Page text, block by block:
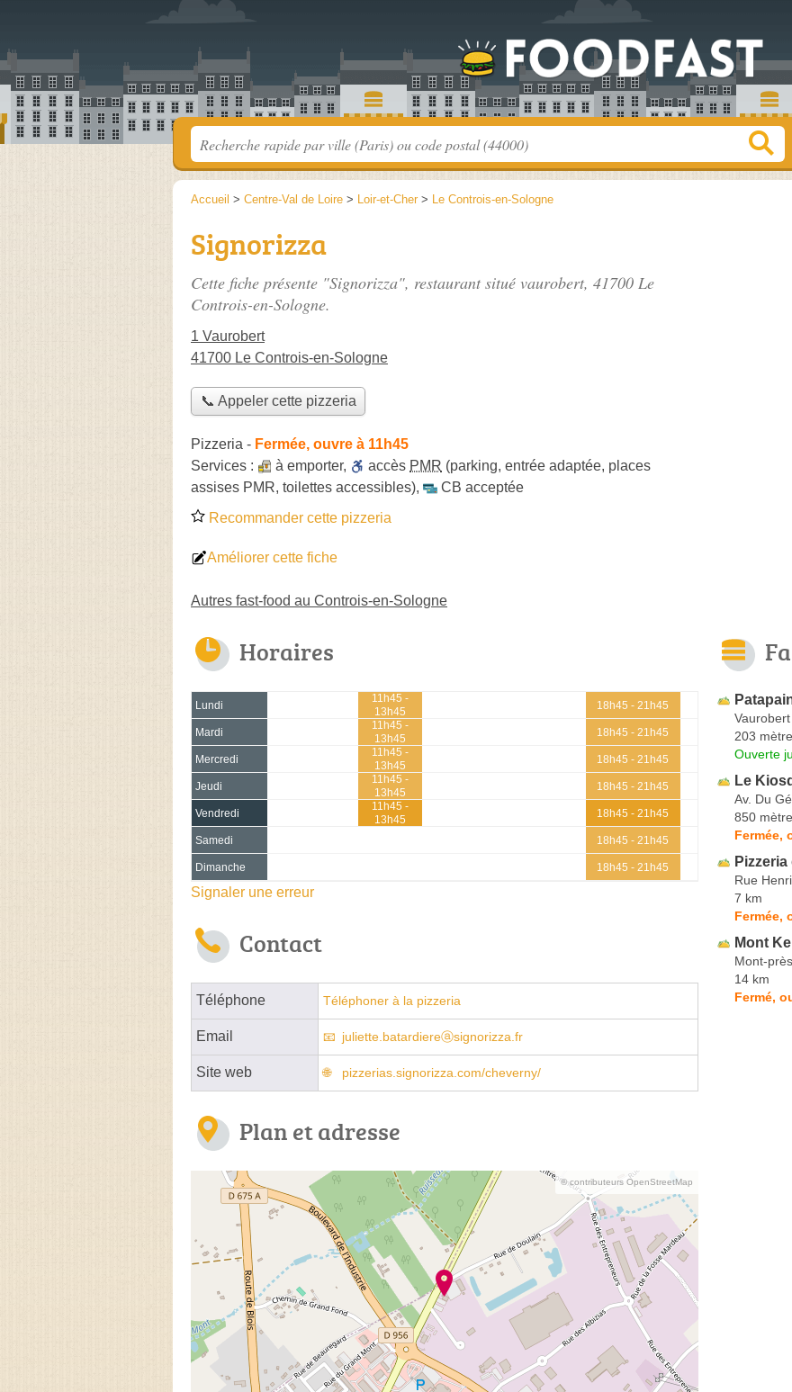
Accueil > Centre-Val de Loire > Loir-et-Cher > Le Controis-en-Sologne
Signorizza
Cette fiche présente "Signorizza", restaurant situé vaurobert, 41700 Le
Controis-en-Sologne.
1 Vaurobert
41700 Le Controis-en-Sologne
📞 Appeler cette pizzeria
Pizzeria - Fermée, ouvre à 11h45
Services :
à emporter, accès PMR (parking, entrée adaptée, places
assises PMR, toilettes accessibles),
CB acceptée
Recommander cette pizzeria
Améliorer cette fiche
Autres fast-food au Controis-en-Sologne
Horaires
Lundi
11h45 -
13h45
18h45 - 21h45
Mardi
11h45 -
13h45
18h45 - 21h45
Mercredi
11h45 -
13h45
18h45 - 21h45
Jeudi
11h45 -
13h45
18h45 - 21h45
Vendredi
11h45 -
13h45
18h45 - 21h45
Samedi 18h45 - 21h45
Dimanche 18h45 - 21h45
Signaler une erreur
Contact
Téléphone Téléphoner à la pizzeria
Email juliette.batardiereⓐsignorizza.fr
Site web pizzerias.signorizza.com/cheverny/
Plan et adresse
© contributeurs OpenStreetMap
Vaurobert
203
Ouverte
Le
Av. Du
850
Fermée,
Rue
7 km
Fermée,
Mont
Mont-
14 km
Fermé,